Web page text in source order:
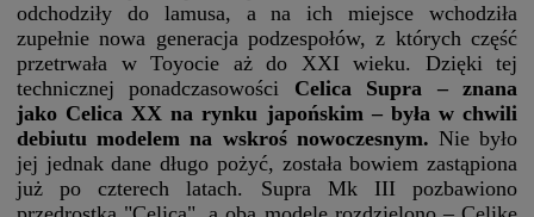
odchodziły do lamusa, a na ich miejsce wchodziła
zupełnie nowa generacja podzespołów, z których część
przetrwała w Toyocie aż do XXI wieku. Dzięki tej
technicznej ponadczasowości Celica Supra – znana
jako Celica XX na rynku japońskim – była w chwili
debiutu modelem na wskroś nowoczesnym. Nie było
jej jednak dane długo pożyć, została bowiem zastąpiona
już po czterech latach. Supra Mk III pozbawiono